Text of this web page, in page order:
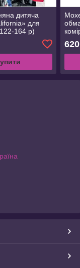
дитяча
для
164 р)
620